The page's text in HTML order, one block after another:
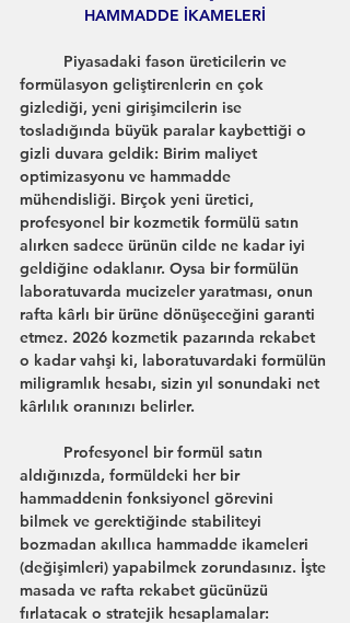
HAMMADDE İKAMELERİ
formülasyon geliştirenlerin en çok
gizlediği, yeni girişimcilerin ise
tosladığında büyük paralar kaybettiği o
gizli duvara geldik: Birim maliyet
optimizasyonu ve hammadde
mühendisliği. Birçok yeni üretici,
profesyonel bir kozmetik formülü satın
alırken sadece ürünün cilde ne kadar iyi
geldiğine odaklanır. Oysa bir formülün
laboratuvarda mucizeler yaratması, onun
rafta kârlı bir ürüne dönüşeceğini garanti
etmez. 2026 kozmetik pazarında rekabet
o kadar vahşi ki, laboratuvardaki formülün
miligramlık hesabı, sizin yıl sonundaki net
kârlılık oranınızı belirler.
aldığınızda, formüldeki her bir
hammaddenin fonksiyonel görevini
bilmek ve gerektiğinde stabiliteyi
bozmadan akıllıca hammadde ikameleri
(değişimleri) yapabilmek zorundasınız. İşte
masada ve rafta rekabet gücünüzü
fırlatacak o stratejik hesaplamalar: